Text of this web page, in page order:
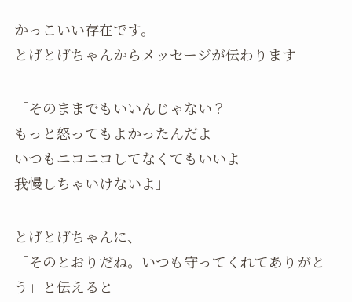
かっこいい存在です。
とげとげちゃんからメッセージが伝わります
「そのままでもいいんじゃない？
もっと怒ってもよかったんだよ
いつもニコニコしてなくてもいいよ
我慢しちゃいけないよ」
とげとげちゃんに、
「そのとおりだね。いつも守ってくれてありがと
う」と伝えると